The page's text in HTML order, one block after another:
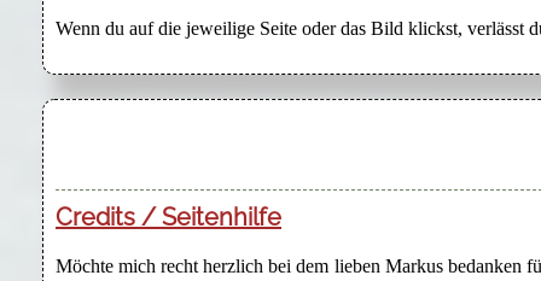
Wenn du auf die jeweilige Seite oder das Bild klickst, verlässt
Credits / Seitenhilfe
Möchte mich recht herzlich bei dem lieben Markus bedanken